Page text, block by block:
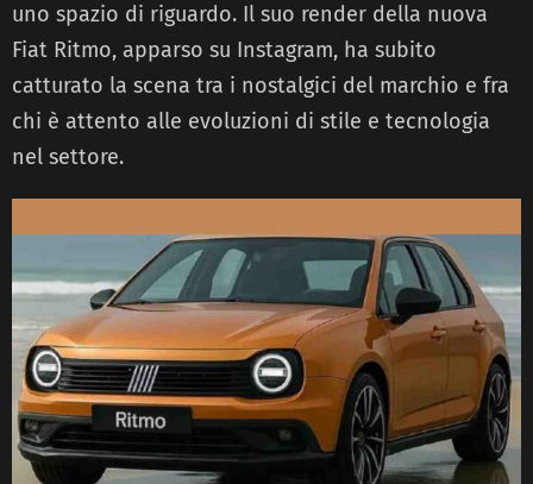
uno spazio di riguardo. Il suo render della nuova
Fiat Ritmo, apparso su Instagram, ha subito
catturato la scena tra i nostalgici del marchio e fra
chi è attento alle evoluzioni di stile e tecnologia
nel settore.